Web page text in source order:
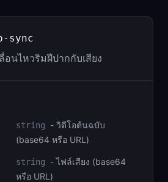
sync
อนไหวริมฝีปากกับเสียง
string - วิดีโอต้นฉบับ
(base64 หรือ URL)
string -ไฟล์เสียง (base64
หรือ URL)